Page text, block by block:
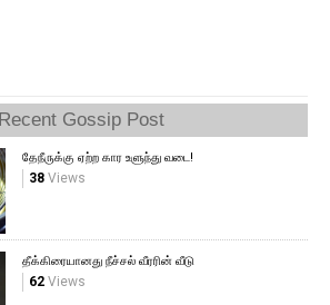
Recent Gossip Post
தேநீருக்கு ஏற்ற கார உளுந்து வடை!
38Views
தீக்கிரையானது நீச்சல் வீரரின் வீடு
62Views